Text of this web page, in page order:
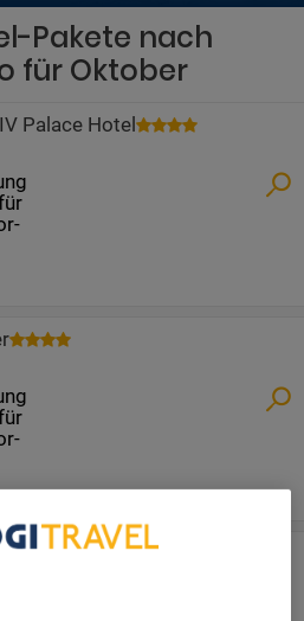
Pakete nach
für Oktober
Palace Hotel